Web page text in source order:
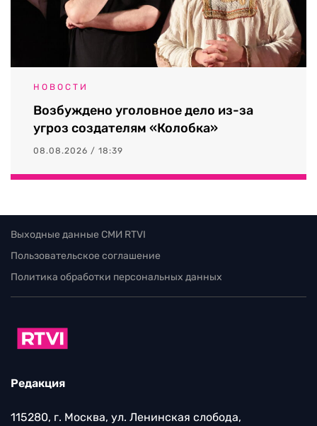
НОВОСТИ
Возбуждено уголовное дело из-за
угроз создателям «Колобка»
08.08.2026 / 18:39
Выходные данные СМИ RTVI
Пользовательское соглашение
Политика обработки персональных данных
Редакция
115280, г. Москва, ул. Ленинская слобода,